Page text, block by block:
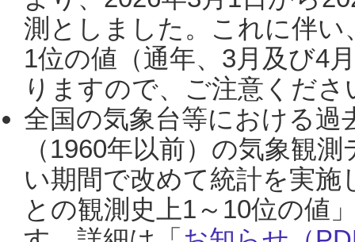
測としました。これに伴い
1位の値（通年、3月及び4
りますので、ご注意くだ
全国の気象台等における過
（1960年以前）の気象観
い期間で改めて統計を実
との観測史上1～10位の値